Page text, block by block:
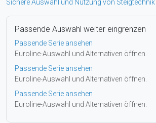
Sichere Auswahl und Nutzung von Steigtechnik
Passende Auswahl weiter eingrenzen
Passende Serie ansehen
Euroline-Auswahl und Alternativen öffnen.
Passende Serie ansehen
Euroline-Auswahl und Alternativen öffnen.
Passende Serie ansehen
Euroline-Auswahl und Alternativen öffnen.